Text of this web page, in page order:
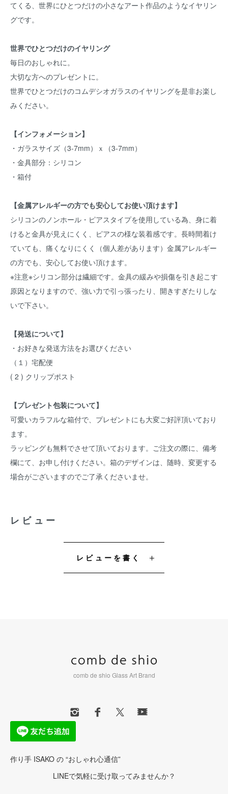
てくる、世界にひとつだけの小さなアート作品のようなイヤリン
グです。
世界でひとつだけのイヤリング
毎日のおしゃれに。
大切な方へのプレゼントに。
世界でひとつだけのコムデシオガラスのイヤリングを是非お楽し
みください。
【インフォメーション】
・ガラスサイズ（3-7mm）ｘ（3-7mm）
・金具部分：シリコン
・箱付
【金属アレルギーの方でも安心してお使い頂けます】
シリコンのノンホール・ピアスタイプを使用している為、身に着
けると金具が見えにくく、ピアスの様な装着感です。長時間着け
ていても、痛くなりにくく（個人差があります）金属アレルギー
の方でも、安心してお使い頂けます。
※注意※シリコン部分は繊細です。金具の緩みや損傷を引き起こす
原因となりますので、強い力で引っ張ったり、開きすぎたりしな
いで下さい。
【発送について】
・お好きな発送方法をお選びください
（１）宅配便
( 2 ) クリップポスト
【プレゼント包装について】
可愛いカラフルな箱付で、プレゼントにも大変ご好評頂いており
ます。
ラッピングも無料でさせて頂いております。ご注文の際に、備考
欄にて、お申し付けください。箱のデザインは、随時、変更する
場合がございますのでご了承くださいませ。
レビュー
レビューを書く
comb de shio Glass Art Brand
作り手 ISAKO の “おしゃれ心通信”
LINEで気軽に受け取ってみませんか？